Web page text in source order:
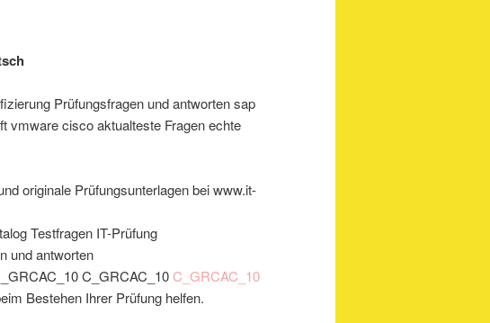
Prüfungsfragen und antworten sap
vmware cisco aktualteste Fragen echte
originale Prüfungsunterlagen bei www.it-
Testfragen IT-Prüfung
und antworten
C_GRCAC_10 C_GRCAC_10
Bestehen Ihrer Prüfung helfen.